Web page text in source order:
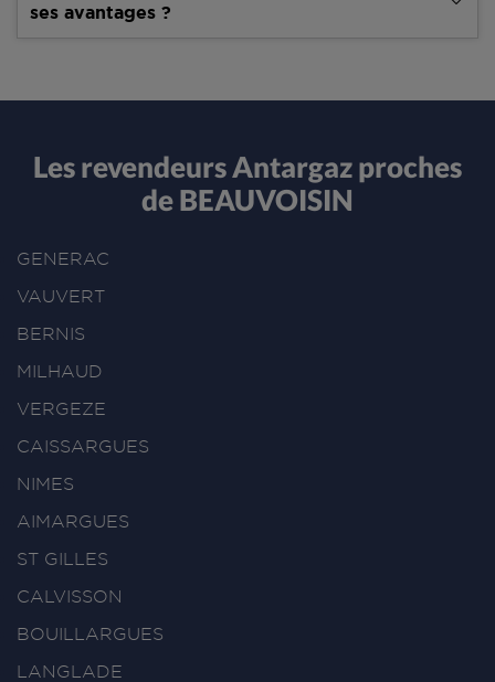
ses avantages ?
Les revendeurs Antargaz proches
de BEAUVOISIN
GENERAC
VAUVERT
BERNIS
MILHAUD
VERGEZE
CAISSARGUES
NIMES
AIMARGUES
ST GILLES
CALVISSON
BOUILLARGUES
LANGLADE